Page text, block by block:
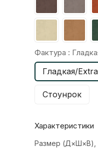
Фактура :
Гладкая/Extra
Стоунрок
Характеристики
Размер (Д×Ш×В),